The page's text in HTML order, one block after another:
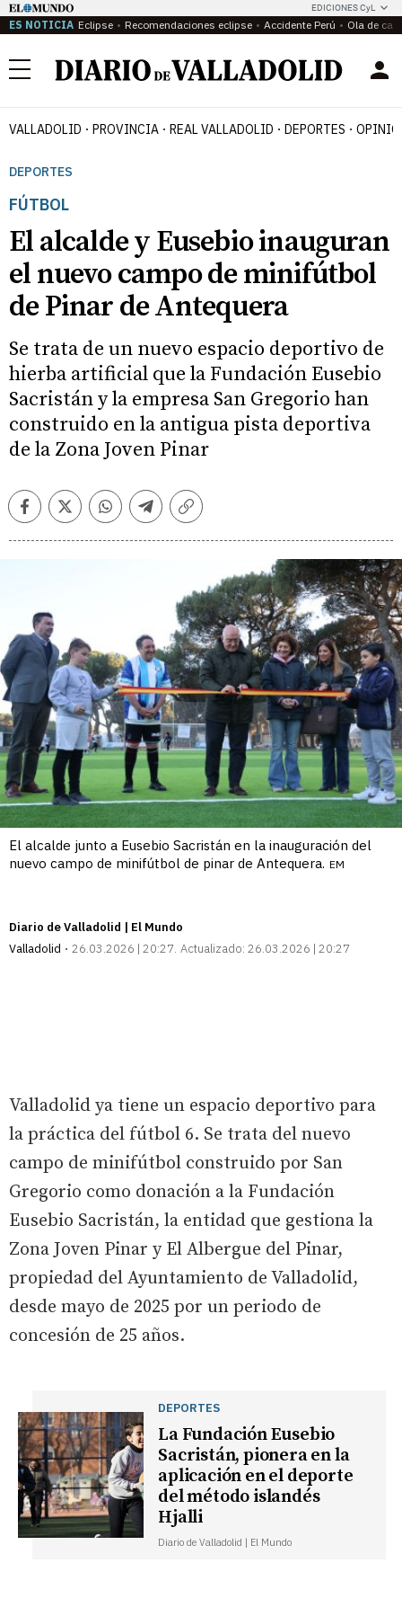
EDICIONES CyL
ES NOTICIA Eclipse Recomendaciones eclipse Accidente Perú Ola de
Menú
VALLADOLID PROVINCIA REAL VALLADOLID DEPORTES
DEPORTES
FÚTBOL
El alcalde y Eusebio inauguran
el nuevo campo de minifútbol
de Pinar de Antequera
Se trata de un nuevo espacio deportivo de
hierba artificial que la Fundación Eusebio
Sacristán y la empresa San Gregorio han
construido en la antigua pista deportiva
de la Zona Joven Pinar
FacebookTwitterWhatsappTelegramCopiar
El alcalde junto a Eusebio Sacristán en la inauguración del
nuevo campo de minifútbol de pinar de Antequera. EM
Diario de Valladolid | El Mundo
Valladolid
26.03.2026 | 20:27 Actualizado: 26.03.2026 | 20:27
Valladolid ya tiene un espacio deportivo para
la práctica del fútbol 6. Se trata del nuevo
campo de minifútbol construido por San
Gregorio como donación a la Fundación
Eusebio Sacristán, la entidad que gestiona la
Zona Joven Pinar y El Albergue del Pinar,
propiedad del Ayuntamiento de Valladolid,
desde mayo de 2025 por un periodo de
concesión de 25 años.
DEPORTES
La Fundación Eusebio
Sacristán, pionera en la
aplicación en el deporte
del método islandés
Hjalli
Diario de Valladolid | El Mundo